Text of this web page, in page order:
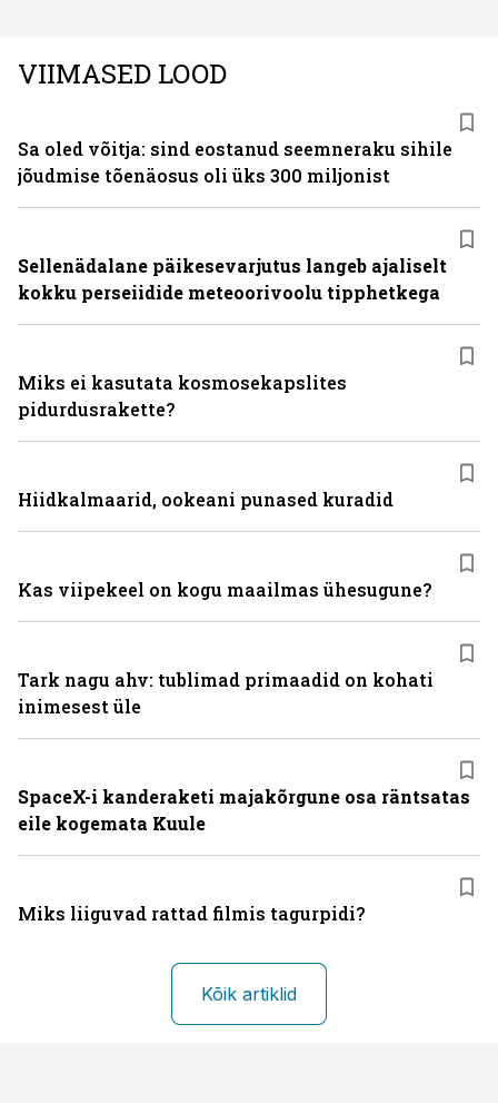
VIIMASED LOOD
Sa oled võitja: sind eostanud seemneraku sihile
jõudmise tõenäosus oli üks 300 miljonist
Sellenädalane päikesevarjutus langeb ajaliselt
kokku perseiidide meteoorivoolu tipphetkega
Miks ei kasutata kosmosekapslites
pidurdusrakette?
Hiidkalmaarid, ookeani punased kuradid
Kas viipekeel on kogu maailmas ühesugune?
Tark nagu ahv: tublimad primaadid on kohati
inimesest üle
SpaceX-i kanderaketi majakõrgune osa räntsatas
eile kogemata Kuule
Miks liiguvad rattad filmis tagurpidi?
Kõik artiklid